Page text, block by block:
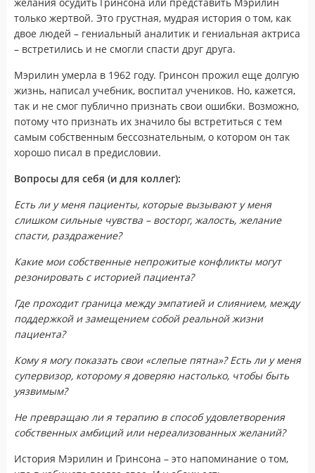
только жертвой. Это грустная, мудрая история о том, как
двое людей – гениальный аналитик и гениальная актриса
– встретились и не смогли спасти друг друга.
Мэрилин умерла в 1962 году. Гринсон прожил еще долгую
жизнь, написал учебник, воспитал учеников. Но, кажется,
так и не смог публично признать свои ошибки. Возможно,
потому что признать их значило бы встретиться с тем
самым собственным бессознательным, о котором он так
хорошо писал в предисловии.
Вопросы для себя (и для коллег):
Есть ли у меня пациенты, которые вызывают у меня
слишком сильные чувства – восторг, жалость, желание
спасти, раздражение?
Какие мои собственные непрожитые конфликты могут
резонировать с историей пациента?
Где проходит граница между эмпатией и слиянием, между
поддержкой и замещением собой реальной жизни
пациента?
Кому я могу показать свои «слепые пятна»? Есть ли у меня
супервизор, которому я доверяю настолько, чтобы быть
уязвимым?
Не превращаю ли я терапию в способ удовлетворения
собственных амбиций или нереализованных желаний?
История Мэрилин и Гринсона – это напоминание о том,